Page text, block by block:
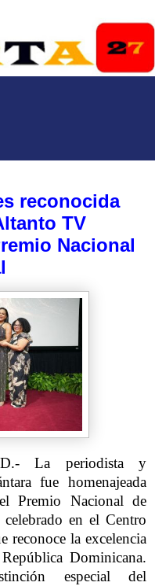
reconocida
TV
Nacional
La periodista y
fue homenajeada
Premio Nacional de
en el Centro
reconoce la excelencia
Dominicana.
especial del